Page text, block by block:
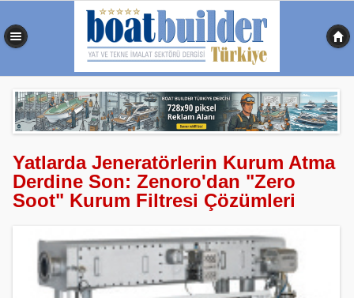
Yatlarda Jeneratörlerin Kurum Atma
Derdine Son: Zenoro'dan "Zero
Soot" Kurum Filtresi Çözümleri
0,477 sn